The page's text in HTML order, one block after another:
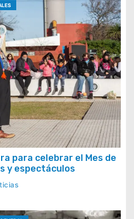
para celebrar el Mes de
y espectáculos